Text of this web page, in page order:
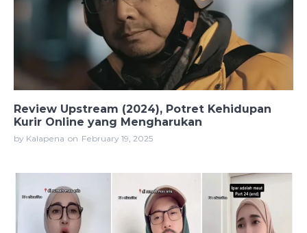
Review Upstream (2024), Potret Kehidupan
Kurir Online yang Mengharukan
by Kalapena on February 19, 2025